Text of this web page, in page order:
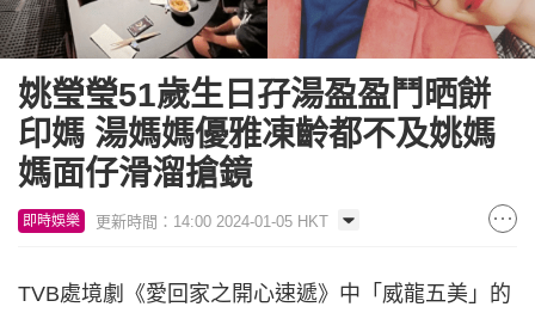
姚瑩瑩51歲生日孖湯盈盈鬥晒餅
印媽 湯媽媽優雅凍齡都不及姚媽
媽面仔滑溜搶鏡
即時娛樂 更新時間：14:00 2024-01-05 HKT
TVB處境劇《愛回家之開心速遞》中「威龍五美」的